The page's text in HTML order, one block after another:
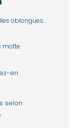
oblongues
motte
en
selon